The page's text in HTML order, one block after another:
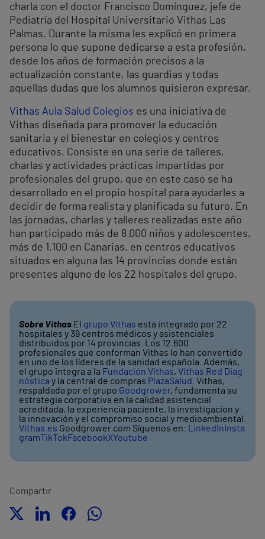
charla con el doctor Francisco Domínguez, jefe de
Pediatría del Hospital Universitario Vithas Las
Palmas. Durante la misma les explicó en primera
persona lo que supone dedicarse a esta profesión,
desde los años de formación precisos a la
actualización constante, las guardias y todas
aquellas dudas que los alumnos quisieron expresar.
Vithas Aula Salud Colegios es una iniciativa de
Vithas diseñada para promover la educación
sanitaria y el bienestar en colegios y centros
educativos. Consiste en una serie de talleres,
charlas y actividades prácticas impartidas por
profesionales del grupo, que en este caso se ha
desarrollado en el propio hospital para ayudarles a
decidir de forma realista y planificada su futuro. En
las jornadas, charlas y talleres realizadas este año
han participado más de 8.000 niños y adolescentes,
más de 1.100 en Canarias, en centros educativos
situados en alguna las 14 provincias donde están
presentes alguno de los 22 hospitales del grupo.
Sobre Vithas El grupo Vithas está integrado por 22
hospitales y 39 centros médicos y asistenciales
distribuidos por 14 provincias. Los 12.600
profesionales que conforman Vithas lo han convertido
en uno de los líderes de la sanidad española. Además,
el grupo integra a la Fundación Vithas, Vithas Red Diag
nóstica y la central de compras PlazaSalud . Vithas,
respaldada por el grupo Goodgrower, fundamenta su
estrategia corporativa en la calidad asistencial
acreditada, la experiencia paciente, la investigación y
la innovación y el compromiso social y medioambiental.
Vithas.es Goodgrower.com Síguenos en: LinkedIn Insta
gramTikTokFacebookXYoutube
Compartir